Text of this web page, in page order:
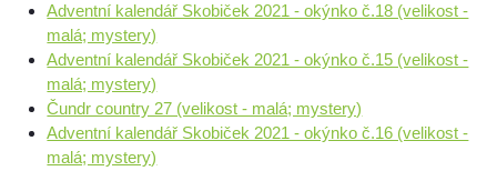
Adventní kalendář Skobiček 2021 - okýnko č.18 (velikost -
malá; mystery)
Adventní kalendář Skobiček 2021 - okýnko č.15 (velikost -
malá; mystery)
Čundr country 27 (velikost - malá; mystery)
Adventní kalendář Skobiček 2021 - okýnko č.16 (velikost -
malá; mystery)